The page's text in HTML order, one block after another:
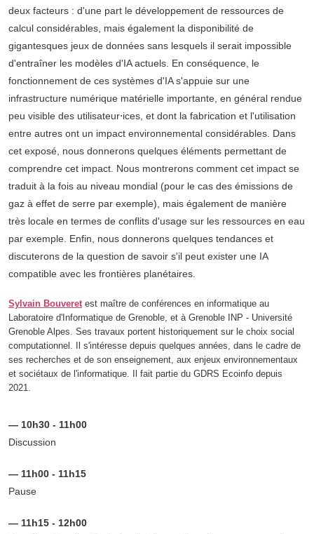
deux facteurs : d'une part le développement de ressources de
calcul considérables, mais également la disponibilité de
gigantesques jeux de données sans lesquels il serait impossible
d'entraîner les modèles d'IA actuels. En conséquence, le
fonctionnement de ces systèmes d'IA s'appuie sur une
infrastructure numérique matérielle importante, en général rendue
peu visible des utilisateur⋅ices, et dont la fabrication et l'utilisation
entre autres ont un impact environnemental considérables. Dans
cet exposé, nous donnerons quelques éléments permettant de
comprendre cet impact. Nous montrerons comment cet impact se
traduit à la fois au niveau mondial (pour le cas des émissions de
gaz à effet de serre par exemple), mais également de manière
très locale en termes de conflits d'usage sur les ressources en eau
par exemple. Enfin, nous donnerons quelques tendances et
discuterons de la question de savoir s'il peut exister une IA
compatible avec les frontières planétaires.
Sylvain Bouveretest maître de conférences en informatique au
Laboratoire d'Informatique de Grenoble, et à Grenoble INP - Université
Grenoble Alpes. Ses travaux portent historiquement sur le choix social
computationnel. Il s'intéresse depuis quelques années, dans le cadre de
ses recherches et de son enseignement, aux enjeux environnementaux
et sociétaux de l'informatique. Il fait partie du GDRS Ecoinfo depuis
2021.
— 10h30 - 11h00
Discussion
— 11h00 - 11h15
Pause
— 11h15 - 12h00